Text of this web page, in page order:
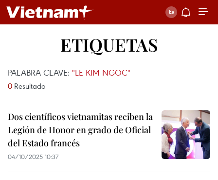
ETIQUETAS
PALABRA CLAVE: "LE KIM NGOC"
0 Resultado
Dos científicos vietnamitas reciben la
Legión de Honor en grado de Oficial
del Estado francés
04/10/2025 10:37